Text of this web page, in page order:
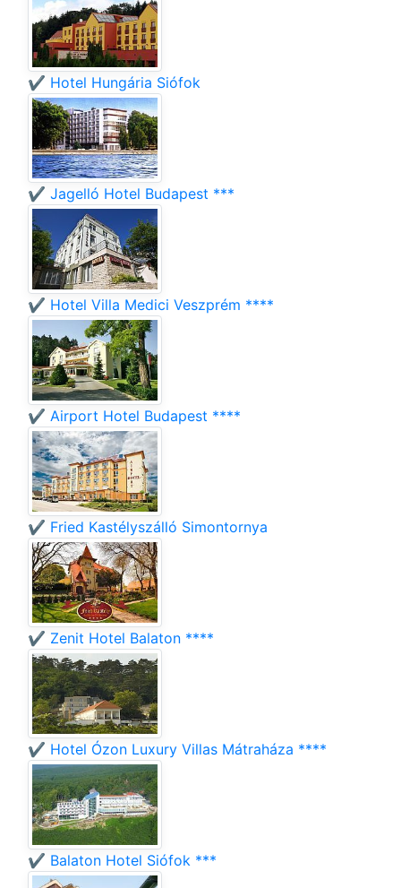
✔️ Hotel Hungária Siófok
✔️ Jagelló Hotel Budapest ***
✔️ Hotel Villa Medici Veszprém ****
✔️ Airport Hotel Budapest ****
✔️ Fried Kastélyszálló Simontornya
✔️ Zenit Hotel Balaton ****
✔️ Hotel Ózon Luxury Villas Mátraháza ****
✔️ Balaton Hotel Siófok ***